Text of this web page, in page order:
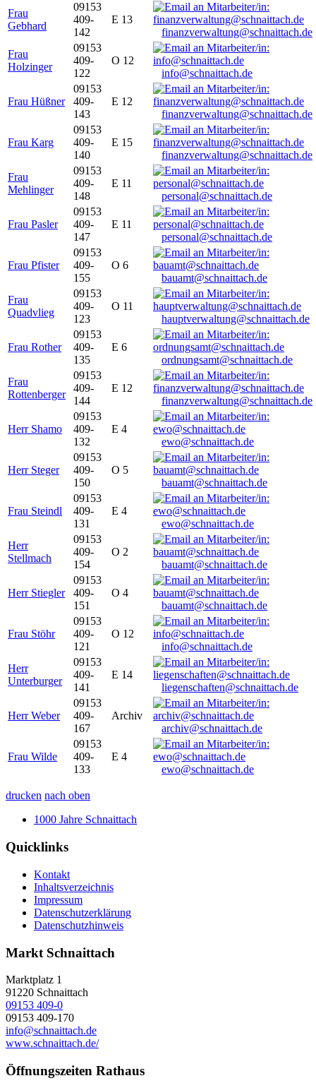
Frau
Gebhard
09153
409-
142
E 13
finanzverwaltung@schnaittach.de
Frau
Holzinger
09153
409-
122
O 12
info@schnaittach.de
Frau Hüßner
09153
409-
143
E 12
finanzverwaltung@schnaittach.de
Frau Karg
09153
409-
140
E 15
finanzverwaltung@schnaittach.de
Frau
Mehlinger
09153
409-
148
E 11
personal@schnaittach.de
Frau Pasler
09153
409-
147
E 11
personal@schnaittach.de
Frau Pfister
09153
409-
155
O 6
bauamt@schnaittach.de
Frau
Quadvlieg
09153
409-
123
O 11
hauptverwaltung@schnaittach.de
Frau Rother
09153
409-
135
E 6
ordnungsamt@schnaittach.de
Frau
Rottenberger
09153
409-
144
E 12
finanzverwaltung@schnaittach.de
Herr Shamo
09153
409-
132
E 4
ewo@schnaittach.de
Herr Steger
09153
409-
150
O 5
bauamt@schnaittach.de
Frau Steindl
09153
409-
131
E 4
ewo@schnaittach.de
Herr
Stellmach
09153
409-
154
O 2
bauamt@schnaittach.de
Herr Stiegler
09153
409-
151
O 4
bauamt@schnaittach.de
Frau Stöhr
09153
409-
121
O 12
info@schnaittach.de
Herr
Unterburger
09153
409-
141
E 14
liegenschaften@schnaittach.de
Herr Weber
09153
409-
167
Archiv
archiv@schnaittach.de
Frau Wilde
09153
409-
133
E 4
ewo@schnaittach.de
drucken nach oben
1000 Jahre Schnaittach
Quicklinks
Kontakt
Inhaltsverzeichnis
Impressum
Datenschutzerklärung
Datenschutzhinweis
Markt Schnaittach
Marktplatz 1
91220 Schnaittach
09153 409-0
09153 409-170
info@schnaittach.de
www.schnaittach.de/
Öffnungszeiten Rathaus